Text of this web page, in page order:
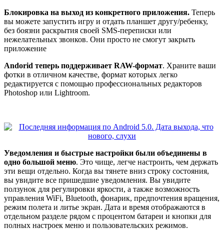
Блокировка на выход из конкретного приложения. Теперь
вы можете запустить игру и отдать планшет другу/ребенку,
без боязни раскрытия своей SMS-переписки или
нежелательных звонков. Они просто не смогут закрыть
приложение
Andorid теперь поддерживает RAW-формат. Храните ваши
фотки в отличном качестве, формат которых легко
редактируется с помощью профессиональных редакторов
Photoshop или Lightroom.
Уведомления и быстрые настройки были объединены в
одно большой меню. Это чище, легче настроить, чем держать
эти вещи отдельно. Когда вы тянете вниз строку состояния,
вы увидите все пришедшие уведомления. Вы увидите
ползунок для регулировки яркости, а также возможность
управления WiFi, Bluetooth, фонарик, предпочтения вращения,
режим полета и литье экран. Дата и время отображаются в
отдельном разделе рядом с процентом батареи и кнопки для
полных настроек меню и пользовательских режимов.